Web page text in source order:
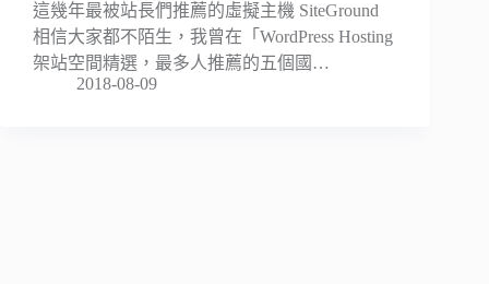
這幾年最被站長們推薦的虛擬主機 SiteGround
相信大家都不陌生，我曾在「WordPress Hosting
架站空間精選，最多人推薦的五個國…
2018-08-09